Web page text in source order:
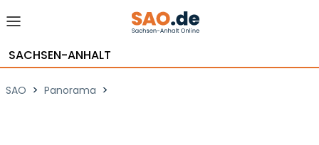
SACHSEN-ANHALT
SAO > Panorama >